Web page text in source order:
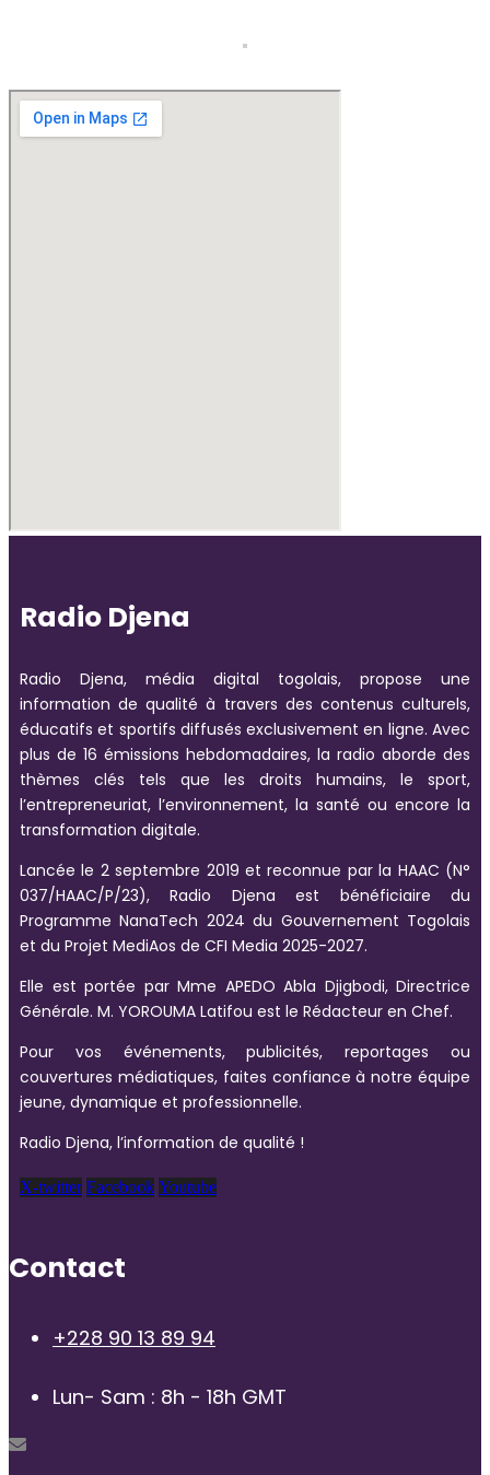
Radio Djena
Radio Djena, média digital togolais, propose une
information de qualité à travers des contenus culturels,
éducatifs et sportifs diffusés exclusivement en ligne. Avec
plus de 16 émissions hebdomadaires, la radio aborde des
thèmes clés tels que les droits humains, le sport,
l’entrepreneuriat, l’environnement, la santé ou encore la
transformation digitale.
Lancée le 2 septembre 2019 et reconnue par la HAAC (N°
037/HAAC/P/23), Radio Djena est bénéficiaire du
Programme NanaTech 2024 du Gouvernement Togolais
et du Projet MediAos de CFI Media 2025-2027.
Elle est portée par Mme APEDO Abla Djigbodi, Directrice
Générale. M. YOROUMA Latifou est le Rédacteur en Chef.
Pour vos événements, publicités, reportages ou
couvertures médiatiques, faites confiance à notre équipe
jeune, dynamique et professionnelle.
Radio Djena, l’information de qualité !
X-twitter Facebook Youtube
Contact
+228 90 13 89 94
Lun- Sam : 8h - 18h GMT